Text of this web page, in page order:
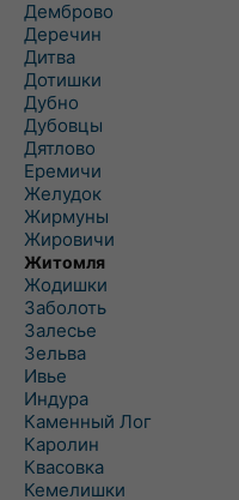
Демброво
Деречин
Дитва
Дотишки
Дубно
Дубовцы
Дятлово
Еремичи
Желудок
Жирмуны
Жировичи
Житомля
Жодишки
Заболоть
Залесье
Зельва
Ивье
Индура
Каменный Лог
Каролин
Квасовка
Кемелишки